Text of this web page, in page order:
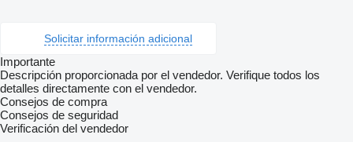
Solicitar información adicional
Importante
Descripción proporcionada por el vendedor. Verifique todos los
detalles directamente con el vendedor.
Consejos de compra
Consejos de seguridad
Verificación del vendedor